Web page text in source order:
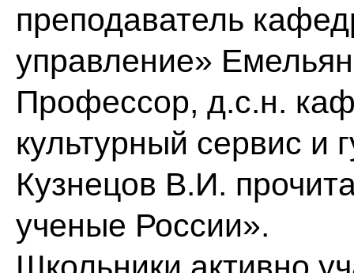
преподаватель
управление»
Профессор, д.с.н.
культурный сервис и
Кузнецов В.И.
ученые России».